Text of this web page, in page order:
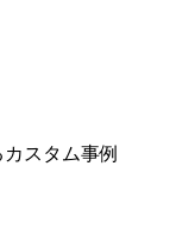
スタム事例